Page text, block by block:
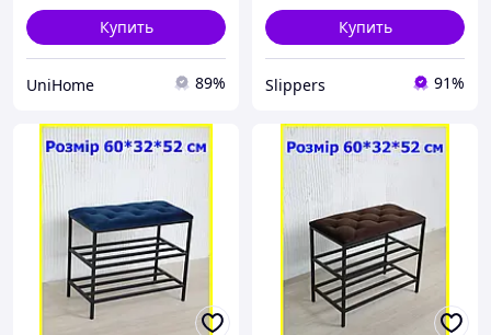
Купить
UniHome 89%
Купить
Slippers 91%